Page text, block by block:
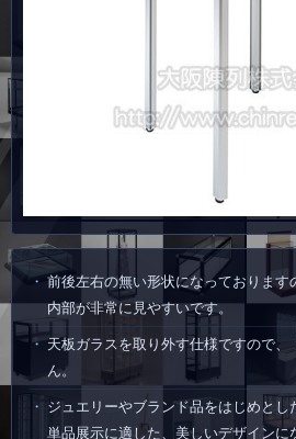
前後左右の無い形状になっております
内部が非常に見やすいです。
天板ガラスを取り外す仕様ですので
ん。
ジュエリーやブランド品をはじめと
単品展示に適した、美しいデザインに